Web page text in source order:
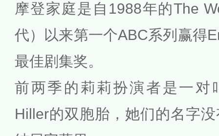
摩登家庭是自1988年的The
代）以来第一个ABC系列赢得
最佳剧集奖。
前两季的莉莉扮演者是一对
Hiller的双胞胎，她们的名字